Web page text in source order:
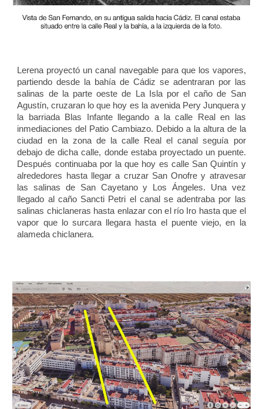
Lerena proyectó un canal navegable para que los vapores,
partiendo desde la bahía de Cádiz se adentraran por las
salinas de la parte oeste de La Isla por el caño de San
Agustín, cruzaran lo que hoy es la avenida Pery Junquera y
la barriada Blas Infante llegando a la calle Real en las
inmediaciones del Patio Cambiazo. Debido a la altura de la
ciudad en la zona de la calle Real el canal seguía por
debajo de dicha calle, donde estaba proyectado un puente.
Después continuaba por la que hoy es calle San Quintín y
alrededores hasta llegar a cruzar San Onofre y atravesar
las salinas de San Cayetano y Los Ángeles. Una vez
llegado al caño Sancti Petri el canal se adentraba por las
salinas chiclaneras hasta enlazar con el río Iro hasta que el
vapor que lo surcara llegara hasta el puente viejo, en la
alameda chiclanera.